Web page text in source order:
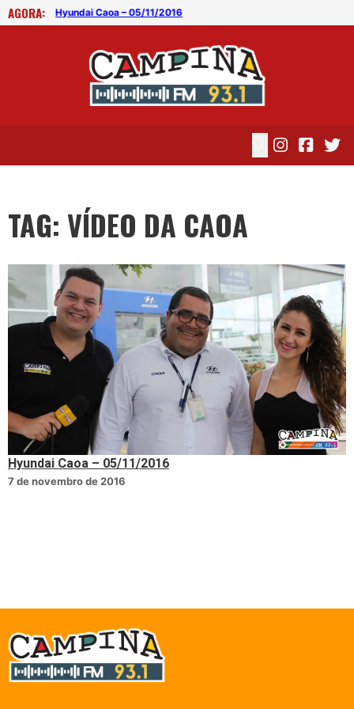
AGORA: Hyundai Caoa – 05/11/2016
TAG: VÍDEO DA CAOA
Hyundai Caoa – 05/11/2016
7 de novembro de 2016